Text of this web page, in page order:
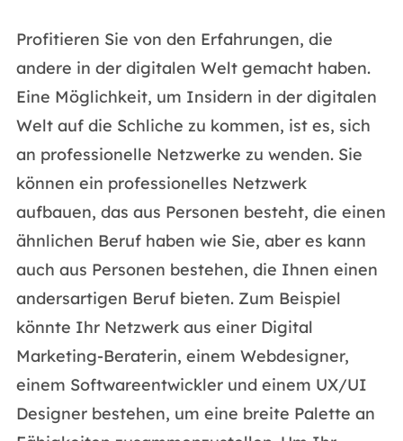
Profitieren Sie von den Erfahrungen, die
andere in der digitalen Welt gemacht haben.
Eine Möglichkeit, um Insidern in der digitalen
Welt auf die Schliche zu kommen, ist es, sich
an professionelle Netzwerke zu wenden. Sie
können ein professionelles Netzwerk
aufbauen, das aus Personen besteht, die einen
ähnlichen Beruf haben wie Sie, aber es kann
auch aus Personen bestehen, die Ihnen einen
andersartigen Beruf bieten. Zum Beispiel
könnte Ihr Netzwerk aus einer Digital
Marketing-Beraterin, einem Webdesigner,
einem Softwareentwickler und einem UX/UI
Designer bestehen, um eine breite Palette an